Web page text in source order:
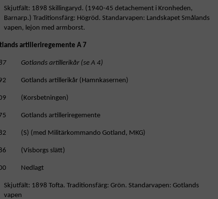
Skjutfält: 1898 Skillingaryd. (1940-45 detachement i Kronheden,
Barnarp.) Traditionsfärg: Högröd. Standarvapen: Landskapet Smålands
vapen, lejon med armborst.
artilleriregemente A 7
Gotlands artillerikår (se A 4)
Gotlands artillerikår (Hamnkasernen)
(Korsbetningen)
Gotlands artilleriregemente
(S) (med Militärkommando Gotland, MKG)
(Visborgs slätt)
Nedlagt
Skjutfält: 1898 Tofta. Traditionsfärg: Grön. Standarvapen: Gotlands
vapen